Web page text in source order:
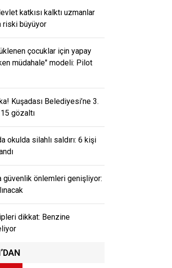
katkısı kalktı uzmanlar
riski büyüyor
çocuklar için yapay
müdahale" modeli: Pilot
Kuşadası Belediyesi’ne 3.
gözaltı
okulda silahlı saldırı: 6 kişi
güvenlik önlemleri genişliyor:
dikkat: Benzine